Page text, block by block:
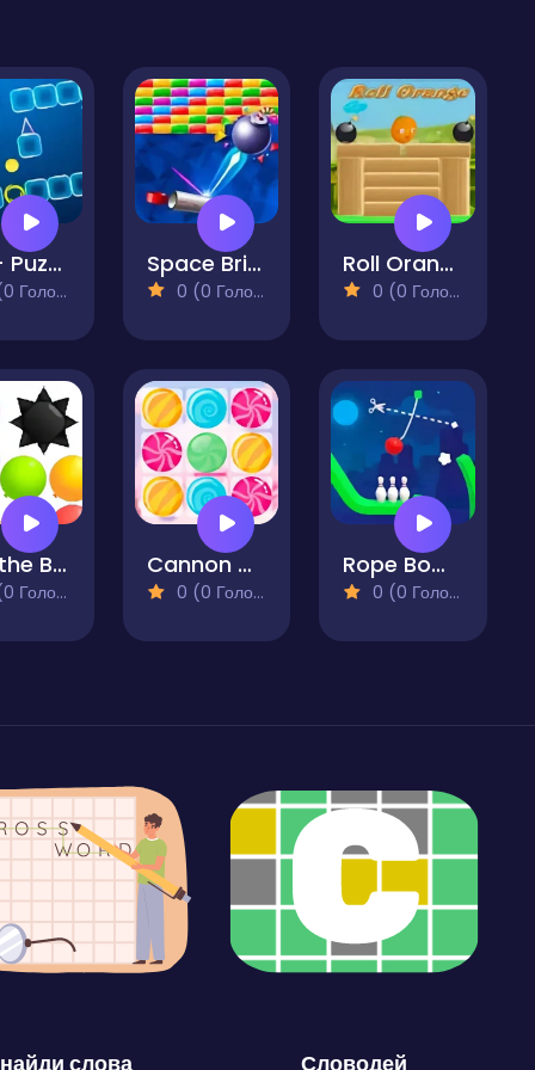
Exit - Puzzle Space Bricks
0 (0 Голосів)
Roll Orange
0 (0 Голосів)
Pop the Baloons Bounce Cannon Candy - Shooter Bubble Candy Blast
0 (0 Голосів)
Rope Bowing Puzzle
0 (0 Голосів)
слова Словодей